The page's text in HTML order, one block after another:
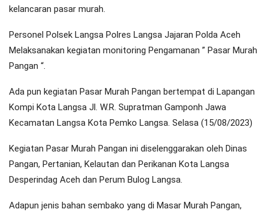
kelancaran pasar murah.
Personel Polsek Langsa Polres Langsa Jajaran Polda Aceh
Melaksanakan kegiatan monitoring Pengamanan ” Pasar Murah
Pangan “.
Ada pun kegiatan Pasar Murah Pangan bertempat di Lapangan
Kompi Kota Langsa Jl. W.R. Supratman Gamponh Jawa
Kecamatan Langsa Kota Pemko Langsa. Selasa (15/08/2023)
Kegiatan Pasar Murah Pangan ini diselenggarakan oleh Dinas
Pangan, Pertanian, Kelautan dan Perikanan Kota Langsa
Desperindag Aceh dan Perum Bulog Langsa.
Adapun jenis bahan sembako yang di Masar Murah Pangan,